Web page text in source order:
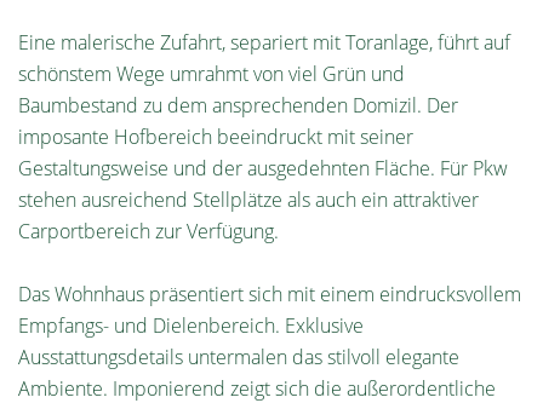
Eine malerische Zufahrt, separiert mit Toranlage, führt auf
schönstem Wege umrahmt von viel Grün und
Baumbestand zu dem ansprechenden Domizil. Der
imposante Hofbereich beeindruckt mit seiner
Gestaltungsweise und der ausgedehnten Fläche. Für Pkw
stehen ausreichend Stellplätze als auch ein attraktiver
Carportbereich zur Verfügung.
Das Wohnhaus präsentiert sich mit einem eindrucksvollem
Empfangs- und Dielenbereich. Exklusive
Ausstattungsdetails untermalen das stilvoll elegante
Ambiente. Imponierend zeigt sich die außerordentliche